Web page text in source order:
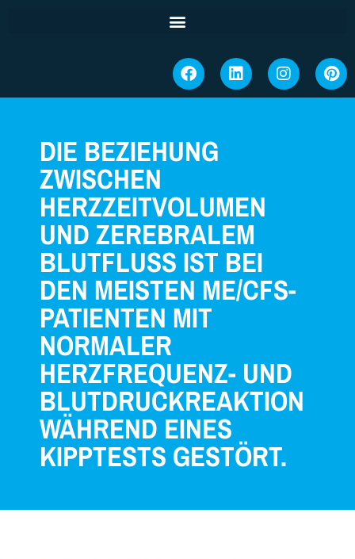
DIE BEZIEHUNG
ZWISCHEN
HERZZEITVOLUMEN
UND ZEREBRALEM
BLUTFLUSS IST BEI
DEN MEISTEN ME/CFS-
PATIENTEN MIT
NORMALER
HERZFREQUENZ- UND
BLUTDRUCKREAKTION
WÄHREND EINES
KIPPTESTS GESTÖRT.